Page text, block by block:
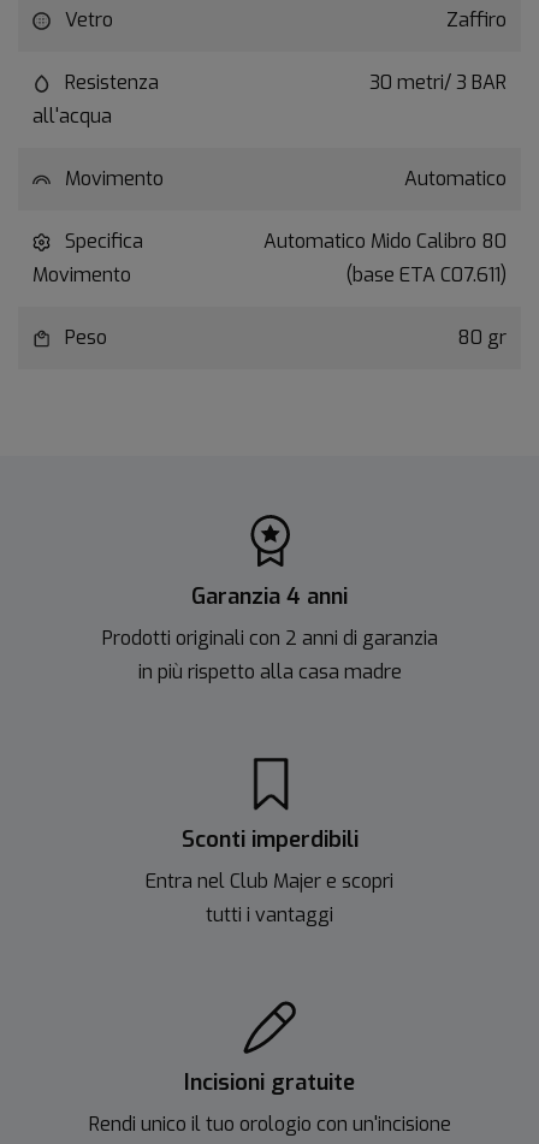
Vetro Zaffiro
Resistenza
all'acqua
30 metri/ 3 BAR
Movimento Automatico
Specifica
Movimento
Automatico Mido Calibro 80
(base ETA C07.611)
Peso 80 gr
Garanzia 4 anni
Prodotti originali con 2 anni di garanzia
in più rispetto alla casa madre
Sconti imperdibili
Entra nel Club Majer e scopri
tutti i vantaggi
Incisioni gratuite
Rendi unico il tuo orologio con un'incisione